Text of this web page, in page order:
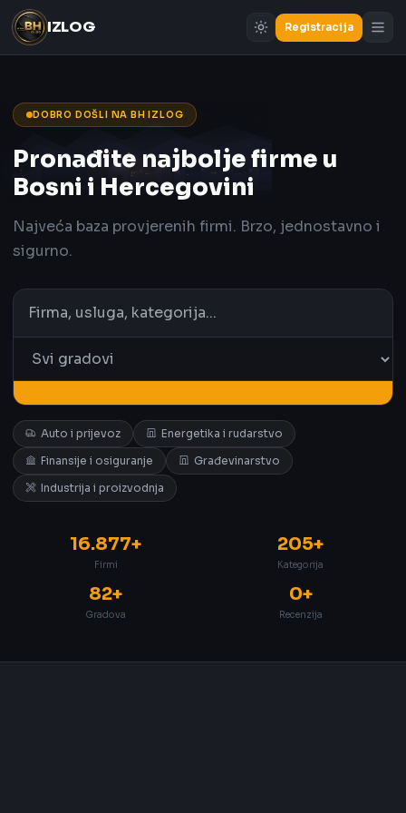
IZLOG Registracija
DOBRO DOŠLI NA BH IZLOG
Pronađite najbolje firme u
Bosni i Hercegovini
Najveća baza provjerenih firmi. Brzo, jednostavno i
sigurno.
Auto i prijevoz
Energetika i rudarstvo
Finansije i osiguranje
Građevinarstvo
Industrija i proizvodnja
16.877+
Firmi
205+
Kategorija
82+
Gradova
0+
Recenzija